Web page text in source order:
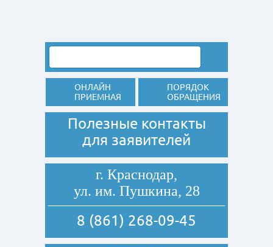
ОНЛАЙН
ПРИЕМНАЯ
ПОРЯДОК
ОБРАЩЕНИЯ
Полезные контакты
для заявителей
г. Краснодар,
ул. им. Пушкина, 28
8 (861) 268-09-45